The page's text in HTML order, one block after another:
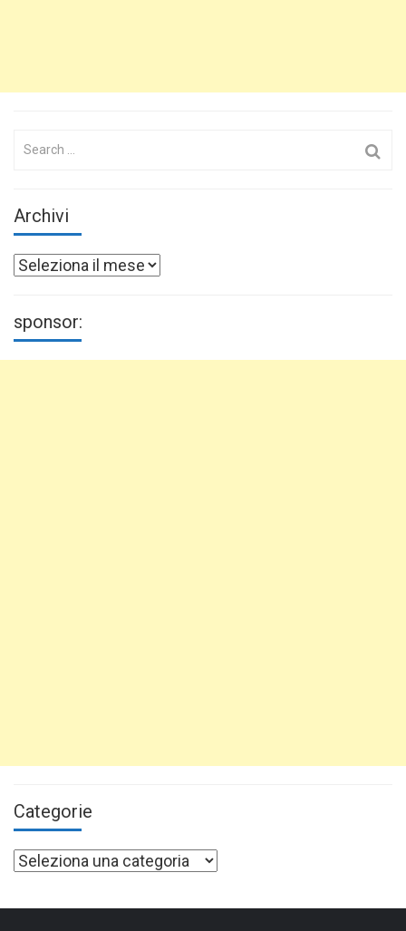
Search
Archivi
Archivi
sponsor:
Categorie
Categorie